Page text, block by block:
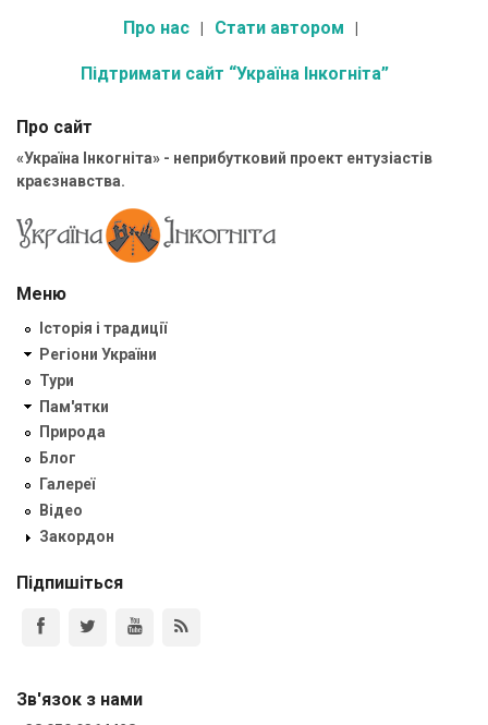
Про нас Стати автором
Підтримати сайт “Україна Інкогніта”
Про сайт
«Україна Інкогніта» - неприбутковий проект ентузіастів
краєзнавства.
Меню
Історія і традиції
Регіони України
Тури
Пам'ятки
Природа
Блог
Галереї
Відео
Закордон
Підпишіться
Зв'язок з нами